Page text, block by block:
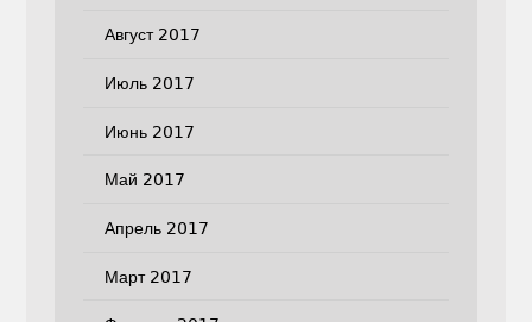
Август 2017
Июль 2017
Июнь 2017
Май 2017
Апрель 2017
Март 2017